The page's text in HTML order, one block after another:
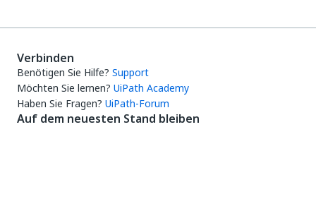
Verbinden
Benötigen Sie Hilfe? Support
Möchten Sie lernen? UiPath Academy
Haben Sie Fragen? UiPath-Forum
Auf dem neuesten Stand bleiben